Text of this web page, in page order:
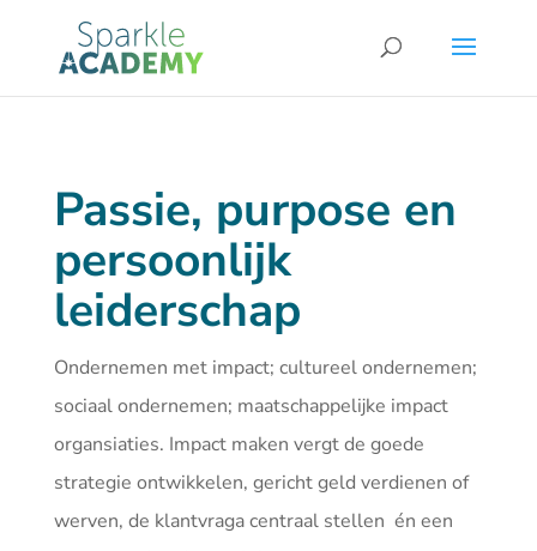
Passie, purpose en
persoonlijk
leiderschap
Ondernemen met impact; cultureel ondernemen;
sociaal ondernemen; maatschappelijke impact
organsiaties. Impact maken vergt de goede
strategie ontwikkelen, gericht geld verdienen of
werven, de klantvraga centraal stellen én een